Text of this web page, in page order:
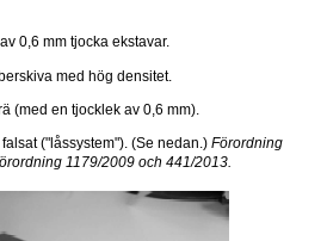
0,6 mm tjocka ekstavar.
med hög densitet.
(med en tjocklek av 0,6 mm).
("låssystem"). (Se nedan.) Förordning
1179/2009 och 441/2013.